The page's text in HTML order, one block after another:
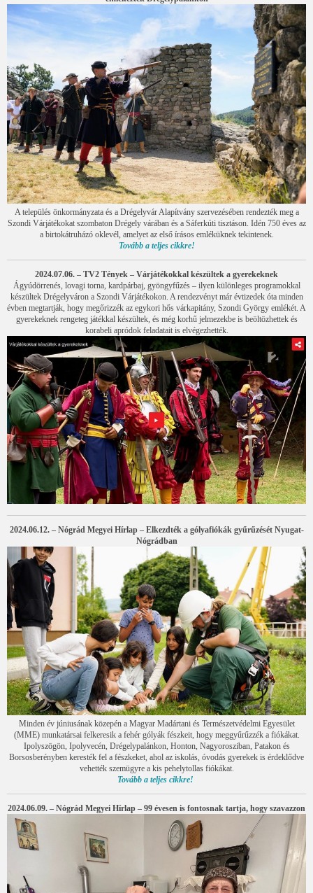
A település önkormányzata és a Drégelyvár Alapítvány szervezésében rendezték meg a
Szondi Várjátékokat szombaton Drégely várában és a Sáferkúti tisztáson. Idén 750 éves az
a birtokátruházó oklevél, amelyet az első írásos emléküknek tekintenek.
Tovább a teljes cikkre!
2024.07.06. – TV2 Tények – Várjátékokkal készültek a gyerekeknek
Ágyúdörrenés, lovagi torna, kardpárbaj, gyöngyfűzés – ilyen különleges programokkal
készültek Drégelyváron a Szondi Várjátékokon. A rendezvényt már évtizedek óta minden
évben megtartják, hogy megőrizzék az egykori hős várkapitány, Szondi György emlékét. A
gyerekeknek rengeteg játékkal készültek, és még korhű jelmezekbe is beöltözhettek és
korabeli apródok feladatait is elvégezhették.
2024.06.12. – Nógrád Megyei Hírlap – Elkezdték a gólyafiókák gyűrűzését Nyugat-
Nógrádban
Minden év júniusának közepén a Magyar Madártani és Természetvédelmi Egyesület
(MME) munkatársai felkeresik a fehér gólyák fészkeit, hogy meggyűrűzzék a fiókákat.
Ipolyszögön, Ipolyvecén, Drégelypalánkon, Honton, Nagyorosziban, Patakon és
Borsosberényben keresték fel a fészkeket, ahol az iskolás, óvodás gyerekek is érdeklődve
vehették szemügyre a kis pehelytollas fiókákat.
Tovább a teljes cikkre!
2024.06.09. – Nógrád Megyei Hírlap – 99 évesen is fontosnak tartja, hogy szavazzon